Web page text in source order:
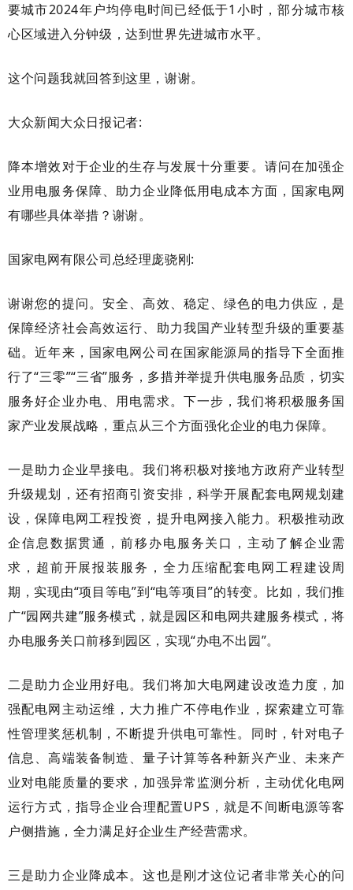
要城市2024年户均停电时间已经低于1小时，部分城市核
心区域进入分钟级，达到世界先进城市水平。
这个问题我就回答到这里，谢谢。
大众新闻大众日报记者:
降本增效对于企业的生存与发展十分重要。请问在加强企
业用电服务保障、助力企业降低用电成本方面，国家电网
有哪些具体举措？谢谢。
国家电网有限公司总经理庞骁刚:
谢谢您的提问。安全、高效、稳定、绿色的电力供应，是
保障经济社会高效运行、助力我国产业转型升级的重要基
础。近年来，国家电网公司在国家能源局的指导下全面推
行了“三零”“三省”服务，多措并举提升供电服务品质，切实
服务好企业办电、用电需求。下一步，我们将积极服务国
家产业发展战略，重点从三个方面强化企业的电力保障。
一是助力企业早接电。我们将积极对接地方政府产业转型
升级规划，还有招商引资安排，科学开展配套电网规划建
设，保障电网工程投资，提升电网接入能力。积极推动政
企信息数据贯通，前移办电服务关口，主动了解企业需
求，超前开展报装服务，全力压缩配套电网工程建设周
期，实现由“项目等电”到“电等项目”的转变。比如，我们推
广“园网共建”服务模式，就是园区和电网共建服务模式，将
办电服务关口前移到园区，实现“办电不出园”。
二是助力企业用好电。我们将加大电网建设改造力度，加
强配电网主动运维，大力推广不停电作业，探索建立可靠
性管理奖惩机制，不断提升供电可靠性。同时，针对电子
信息、高端装备制造、量子计算等各种新兴产业、未来产
业对电能质量的要求，加强异常监测分析，主动优化电网
运行方式，指导企业合理配置UPS，就是不间断电源等客
户侧措施，全力满足好企业生产经营需求。
三是助力企业降成本。这也是刚才这位记者非常关心的问